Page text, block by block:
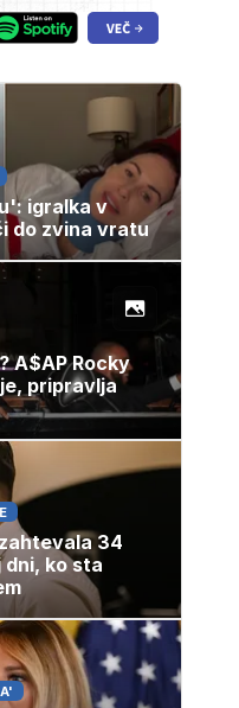
igralka v
do zvina vratu
A$AP Rocky
pripravlja
34
dni, ko sta